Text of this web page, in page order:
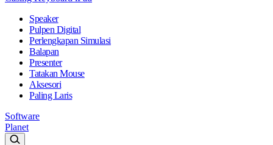
Speaker
Pulpen Digital
Perlengkapan Simulasi
Balapan
Presenter
Tatakan Mouse
Aksesori
Paling Laris
Software
Planet